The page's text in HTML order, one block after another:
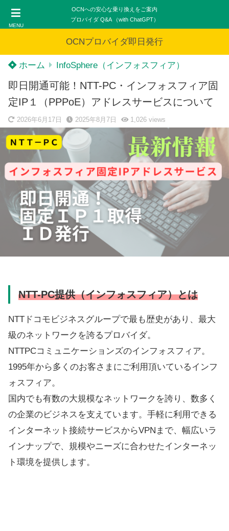
MENU
OCNへの安心な乗り換えをご案内
プロバイダ Q&A （with ChatGPT）
OCNプロバイダ即日発行
ホーム InfoSphere（インフォスフィア）
即日開通可能！NTT-PC・インフォスフィア固
定IP１（PPPoE）アドレスサービスについて
2026年6月17日 2025年8月7日 1,026views
NTT-PC提供（インフォスフィア）とは
NTTドコモビジネスグループで最も歴史があり、最大
級のネットワークを誇るプロバイダ。
NTTPCコミュニケーションズのインフォスフィア。
1995年から多くのお客さまにご利用頂いているインフ
ォスフィア。
国内でも有数の大規模なネットワークを誇り、数多く
の企業のビジネスを支えています。手軽に利用できる
インターネット接続サービスからVPNまで、幅広いラ
インナップで、規模やニーズに合わせたインターネッ
ト環境を提供します。